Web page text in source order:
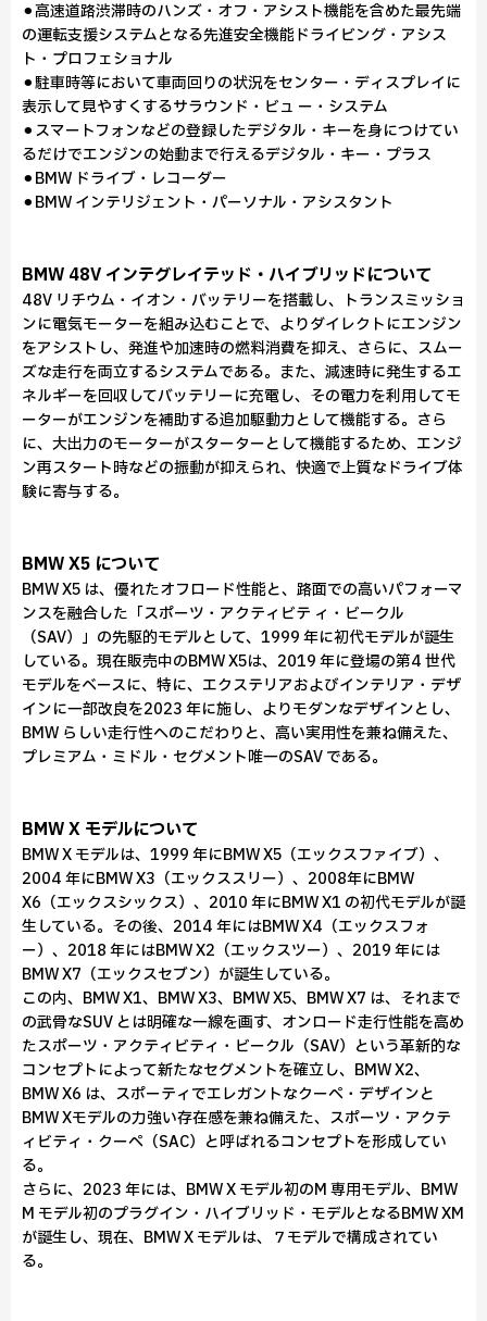
⚫︎高速道路渋滞時のハンズ・オフ・アシスト機能を含めた最先端
の運転支援システムとなる先進安全機能ドライビング・アシス
ト・プロフェショナル
⚫︎駐車時等において車両回りの状況をセンター・ディスプレイに
表示して見やすくするサラウンド・ビュ ー・システム
⚫︎スマートフォンなどの登録したデジタル・キーを身につけてい
るだけでエンジンの始動まで行えるデジタル・キー・プラス
⚫︎BMW ドライブ・レコーダー
⚫︎BMW インテリジェント・パーソナル・アシスタント
BMW 48V インテグレイテッド・ハイブリッドについて
48V リチウム・イオン・バッテリーを搭載し、トランスミッショ
ンに電気モーターを組み込むことで、よりダイレクトにエンジン
をアシストし、発進や加速時の燃料消費を抑え、さらに、スムー
ズな走行を両立するシステムである。また、減速時に発生するエ
ネルギーを回収してバッテリーに充電し、その電力を利用してモ
ーターがエンジンを補助する追加駆動力として機能する。さら
に、大出力のモーターがスターターとして機能するため、エンジ
ン再スタート時などの振動が抑えられ、快適で上質なドライブ体
験に寄与する。
BMW X5 について
BMW X5 は、優れたオフロード性能と、路面での高いパフォーマ
ンスを融合した「スポーツ・アクティビテ ィ・ビークル
（SAV）」の先駆的モデルとして、1999 年に初代モデルが誕生
している。現在販売中のBMW X5は、2019 年に登場の第4 世代
モデルをベースに、特に、エクステリアおよびインテリア・デザ
インに一部改良を2023 年に施し、よりモダンなデザインとし、
BMW らしい走行性へのこだわりと、高い実用性を兼ね備えた、
プレミアム・ミドル・セグメント唯一のSAV である。
BMW X モデルについて
BMW X モデルは、1999 年にBMW X5（エックスファイブ）、
2004 年にBMW X3（エックススリー）、2008年にBMW
X6（エックスシックス）、2010 年にBMW X1 の初代モデルが誕
生している。その後、2014 年にはBMW X4（エックスフォ
ー）、2018 年にはBMW X2（エックスツー）、2019 年には
BMW X7（エックスセブン）が誕生している。
この内、BMW X1、BMW X3、BMW X5、BMW X7 は、それまで
の武骨なSUV とは明確な一線を画す、オンロード走行性能を高め
たスポーツ・アクティビティ・ビークル（SAV）という革新的な
コンセプトによって新たなセグメントを確立し、BMW X2、
BMW X6 は、スポーティでエレガントなクーペ・デザインと
BMW Xモデルの力強い存在感を兼ね備えた、スポーツ・アクテ
ィビティ・クーペ（SAC）と呼ばれるコンセプトを形成してい
る。
さらに、2023 年には、BMW X モデル初のM 専用モデル、BMW
M モデル初のプラグイン・ハイブリッド・モデルとなるBMW XM
が誕生し、現在、BMW X モデルは、７モデルで構成されてい
る。